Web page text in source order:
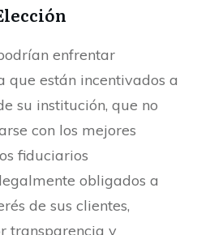
enfrentar
que están incentivados a
su institución, que no
con los mejores
fiduciarios
obligados a
de sus clientes,
transparencia y